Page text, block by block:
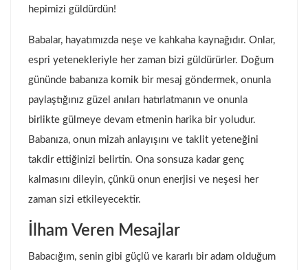
hepimizi güldürdün!
Babalar, hayatımızda neşe ve kahkaha kaynağıdır. Onlar,
espri yetenekleriyle her zaman bizi güldürürler. Doğum
gününde babanıza komik bir mesaj göndermek, onunla
paylaştığınız güzel anıları hatırlatmanın ve onunla
birlikte gülmeye devam etmenin harika bir yoludur.
Babanıza, onun mizah anlayışını ve taklit yeteneğini
takdir ettiğinizi belirtin. Ona sonsuza kadar genç
kalmasını dileyin, çünkü onun enerjisi ve neşesi her
zaman sizi etkileyecektir.
İlham Veren Mesajlar
Babacığım, senin gibi güçlü ve kararlı bir adam olduğum